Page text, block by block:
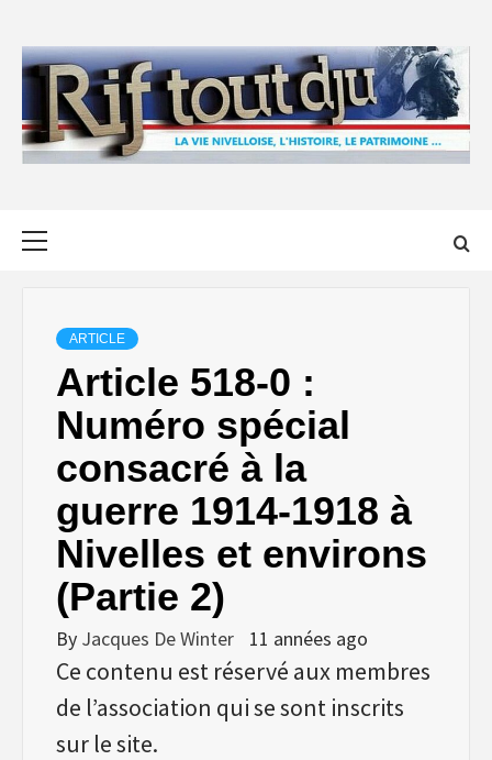
content
ARTICLE
Article 518-0 :
Numéro spécial
consacré à la
guerre 1914-1918 à
Nivelles et environs
(Partie 2)
By Jacques De Winter 11 années ago
Ce contenu est réservé aux membres
de l’association qui se sont inscrits
sur le site.